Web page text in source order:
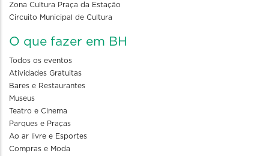
Zona Cultura Praça da Estação
Circuito Municipal de Cultura
O que fazer em BH
Todos os eventos
Atividades Gratuitas
Bares e Restaurantes
Museus
Teatro e Cinema
Parques e Praças
Ao ar livre e Esportes
Compras e Moda